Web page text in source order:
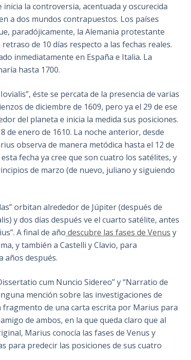
la controversia, acentuada y oscurecida
a dos mundos contrapuestos. Los países
paradójicamente, la Alemania protestante
de 10 días respecto a las fechas reales.
inmediatamente en España e Italia. La
hasta 1700.
éste se percata de la presencia de varias
de diciembre de 1609, pero ya el 29 de ese
del planeta e inicia la medida sus posiciones.
enero de 1610. La noche anterior, desde
observa de manera metódica hasta el 12 de
fecha ya cree que son cuatro los satélites, y
de marzo (de nuevo, juliano y siguiendo
orbitan alrededor de Júpiter (después de
y dos días después ve el cuarto satélite, antes
A final de año descubre las fases de Venus y
y también a Castelli y Clavio, para
años después.
cum Nuncio Sidereo” y “Narratio de
mención sobre las investigaciones de
fragmento de una carta escrita por Marius para
de ambos, en la que queda claro que al
Marius conocía las fases de Venus y
para predecir las posiciones de sus cuatro